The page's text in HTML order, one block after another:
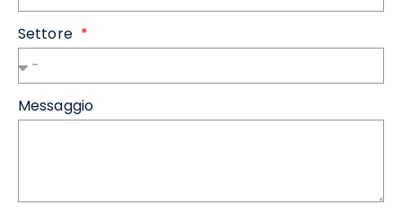
Settore
Messaggio